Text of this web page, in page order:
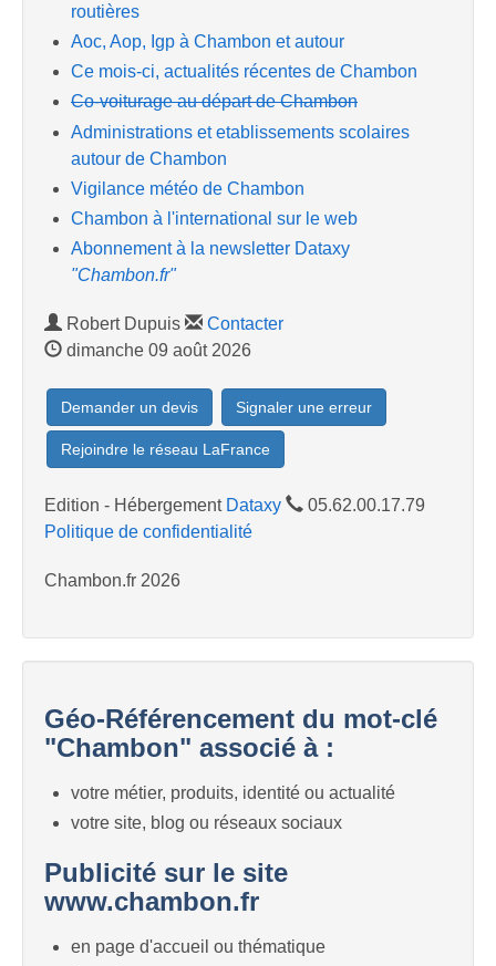
routières
Aoc, Aop, Igp à Chambon et autour
Ce mois-ci, actualités récentes de Chambon
Co-voiturage au départ de Chambon
Administrations et etablissements scolaires
autour de Chambon
Vigilance météo de Chambon
Chambon à l'international sur le web
Abonnement à la newsletter Dataxy
"Chambon.fr"
Robert Dupuis
Contacter
dimanche 09 août 2026
Demander un devis Signaler une erreur
Rejoindre le réseau LaFrance
Edition - Hébergement Dataxy
05.62.00.17.79
Politique de confidentialité
Chambon.fr 2026
Géo-Référencement du mot-clé
"Chambon" associé à :
votre métier, produits, identité ou actualité
votre site, blog ou réseaux sociaux
Publicité sur le site
www.chambon.fr
en page d'accueil ou thématique